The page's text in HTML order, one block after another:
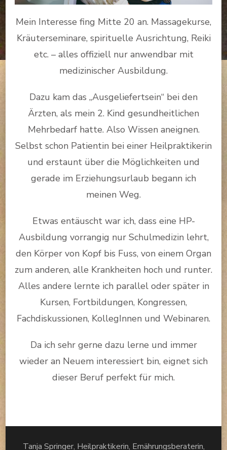
Mein Interesse fing Mitte 20 an. Massagekurse,
Kräuterseminare, spirituelle Ausrichtung, Reiki
etc. – alles offiziell nur anwendbar mit
medizinischer Ausbildung.
Dazu kam das „Ausgeliefertsein“ bei den
Ärzten, als mein 2. Kind gesundheitlichen
Mehrbedarf hatte. Also Wissen aneignen.
Selbst schon Patientin bei einer Heilpraktikerin
und erstaunt über die Möglichkeiten und
gerade im Erziehungsurlaub begann ich
meinen Weg.
Etwas entäuscht war ich, dass eine HP-
Ausbildung vorrangig nur Schulmedizin lehrt,
den Körper von Kopf bis Fuss, von einem Organ
zum anderen, alle Krankheiten hoch und runter.
Alles andere lernte ich parallel oder später in
Kursen, Fortbildungen, Kongressen,
Fachdiskussionen, KollegInnen und Webinaren.
Da ich sehr gerne dazu lerne und immer
wieder an Neuem interessiert bin, eignet sich
dieser Beruf perfekt für mich.
Tanja Springer, Heilpraktikerin, Ernährungsberaterin,